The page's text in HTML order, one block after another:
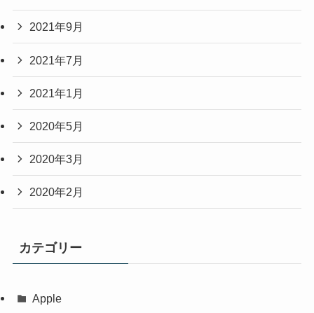
2021年9月
2021年7月
2021年1月
2020年5月
2020年3月
2020年2月
カテゴリー
Apple